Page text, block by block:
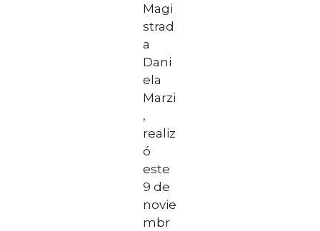
Magi
strad
a
Dani
ela
Marzi
,
realiz
ó
este
9 de
novie
mbr